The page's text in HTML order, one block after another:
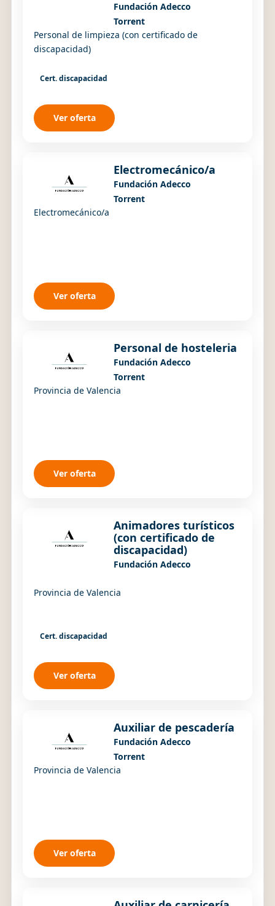
Fundación Adecco
Torrent
Personal de limpieza (con certificado de
discapacidad)
Cert. discapacidad
Ver oferta
Electromecánico/a
Fundación Adecco
Torrent
Electromecánico/a
Ver oferta
Personal de hosteleria
Fundación Adecco
Torrent
Provincia de Valencia
Ver oferta
Animadores turísticos
(con certificado de
discapacidad)
Fundación Adecco
Provincia de Valencia
Cert. discapacidad
Ver oferta
Auxiliar de pescadería
Fundación Adecco
Torrent
Provincia de Valencia
Ver oferta